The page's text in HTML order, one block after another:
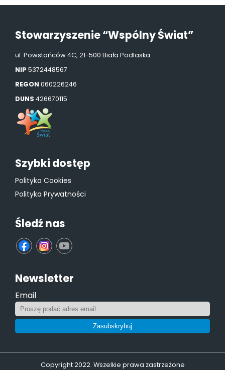
Stowarzyszenie “Wspólny Świat”
ul. Powstańców 4C, 21-500 Biała Podlaska
NIP 5372448567
REGON 060226246
DUNS 426670115
Szybki dostęp
Polityka Cookies
Polityka Prywatności
Śledź nas
fb ins yt
Newsletter
Email
Zasubskrybuj
Copyright 2022. Wszelkie prawa zastrzeżone